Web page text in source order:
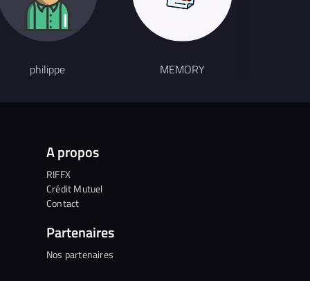
philippe MEMORY
A propos
RIFFX
Crédit Mutuel
Contact
Partenaires
Nos partenaires